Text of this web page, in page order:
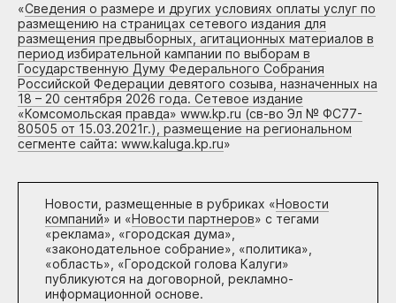
«Сведения о размере и других условиях оплаты услуг по
размещению на страницах сетевого издания для
размещения предвыборных, агитационных материалов в
период избирательной кампании по выборам в
Государственную Думу Федерального Собрания
Российской Федерации девятого созыва, назначенных на
18 – 20 сентября 2026 года. Сетевое издание
«Комсомольская правда» www.kp.ru (св-во Эл № ФС77-
80505 от 15.03.2021г.), размещение на региональном
сегменте сайта: www.kaluga.kp.ru»
Новости, размещенные в рубриках «Новости
компаний» и «Новости партнеров» с тегами
«реклама», «городская дума»,
«законодательное собрание», «политика»,
«область», «Городской голова Калуги»
публикуются на договорной, рекламно-
информационной основе.